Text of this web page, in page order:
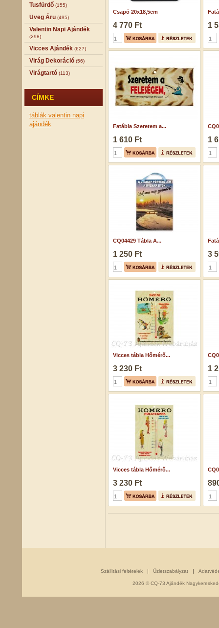
Tusfürdő (155)
Üveg Áru (495)
Valentin Napi Ajándék
(298)
Vicces Ajándék (627)
Virág Dekoráció (56)
Virágtartó (113)
CÍMKE
táblák valentin napi
ajándék
Csapó 20x18,5cm
4 770 Ft 1
Fatábla Szeretem a...
1 610 Ft 1
CQ04429 Tábla A...
1 250 Ft 3
Vicces tábla Hőmérő...
3 230 Ft 1
Vicces tábla Hőmérő...
3 230 Ft
Szállítási feltételek Üzletszabályzat
2026 © CQ-73 Ajándék